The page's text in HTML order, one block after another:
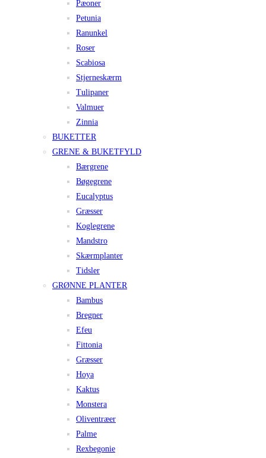
Pæoner
Petunia
Ranunkel
Roser
Scabiosa
Stjerneskærm
Tulipaner
Valmuer
Zinnia
BUKETTER
GRENE & BUKETFYLD
Bærgrene
Bøgegrene
Eucalyptus
Græsser
Koglegrene
Mandstro
Skærmplanter
Tidsler
GRØNNE PLANTER
Bambus
Bregner
Efeu
Fittonia
Græsser
Hoya
Kaktus
Monstera
Oliventræer
Palme
Rexbegonie